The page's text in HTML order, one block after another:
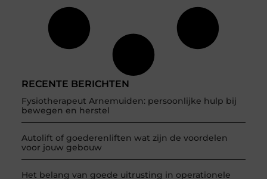
RECENTE BERICHTEN
Fysiotherapeut Arnemuiden: persoonlijke hulp bij
bewegen en herstel
Autolift of goederenliften wat zijn de voordelen
voor jouw gebouw
Het belang van goede uitrusting in operationele